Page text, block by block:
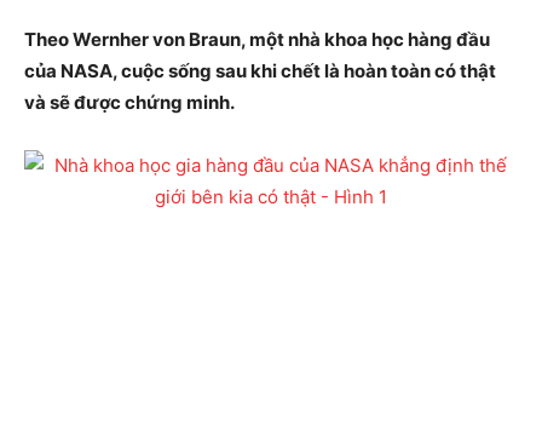
Theo Wernher von Braun, một nhà khoa học hàng đầu
của NASA, cuộc sống sau khi chết là hoàn toàn có thật
và sẽ được chứng minh.